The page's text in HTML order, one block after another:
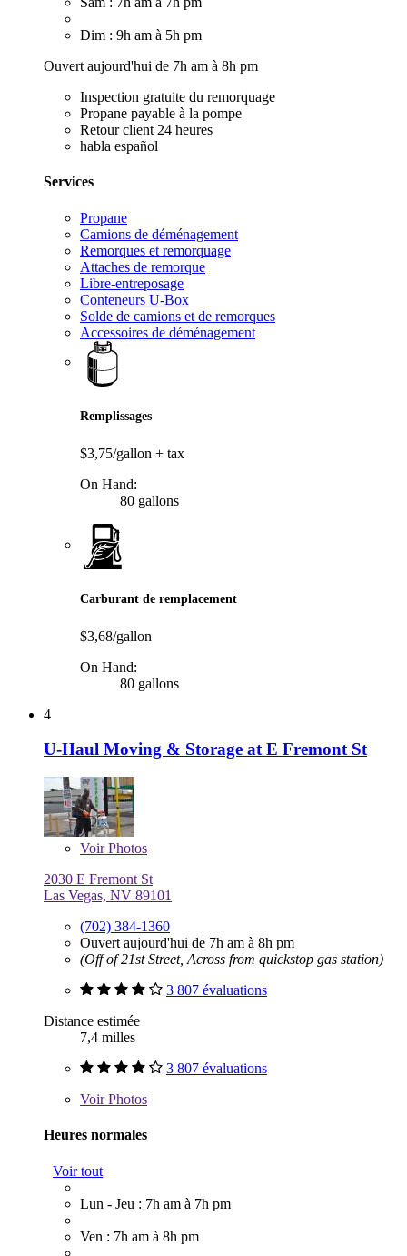
Dim : 9h am à 5h pm
Ouvert aujourd'hui de 7h am à 8h pm
Inspection gratuite du remorquage
Propane payable à la pompe
Retour client 24 heures
habla español
Services
Propane
Camions de déménagement
Remorques et remorquage
Attaches de remorque
Libre-entreposage
Conteneurs U-Box
Solde de camions et de remorques
Accessoires de déménagement
Remplissages
$3,75/gallon + tax
On Hand:
80 gallons
Carburant de remplacement
$3,68/gallon
On Hand:
80 gallons
4
U-Haul Moving & Storage at E Fremont St
VoirPhotos
2030 E Fremont St
Las Vegas, NV 89101
(702) 384-1360
Ouvert aujourd'hui de 7h am à 8h pm
(Off of 21st Street, Across from quickstop gas station)
3 807 évaluations
Distance estimée
7,4 milles
3 807 évaluations
VoirPhotos
Heures normales
Voir tout
Lun - Jeu : 7h am à 7h pm
Ven : 7h am à 8h pm